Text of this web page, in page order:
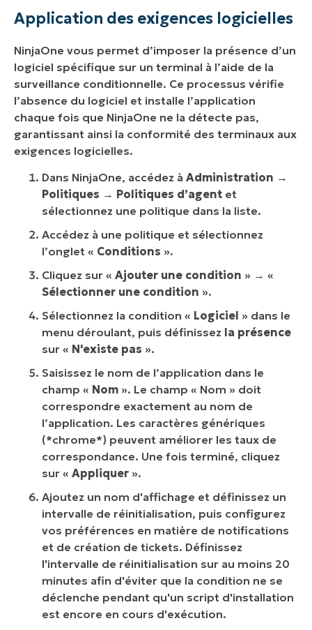
Application des exigences logicielles
NinjaOne vous permet d’imposer la présence d’un
logiciel spécifique sur un terminal à l’aide de la
surveillance conditionnelle. Ce processus vérifie
l’absence du logiciel et installe l’application
chaque fois que NinjaOne ne la détecte pas,
garantissant ainsi la conformité des terminaux aux
exigences logicielles.
Dans NinjaOne, accédez à Administration →
Politiques → Politiques d’agent et
sélectionnez une politique dans la liste.
Accédez à une politique et sélectionnez
l’onglet « Conditions ».
Cliquez sur « Ajouter une condition » → «
Sélectionner une condition ».
Sélectionnez la condition « Logiciel » dans le
menu déroulant, puis définissez la présence
sur « N'existe pas ».
Saisissez le nom de l’application dans le
champ « Nom ». Le champ « Nom » doit
correspondre exactement au nom de
l’application. Les caractères génériques
(*chrome*) peuvent améliorer les taux de
correspondance. Une fois terminé, cliquez
sur « Appliquer ».
Ajoutez un nom d'affichage et définissez un
intervalle de réinitialisation, puis configurez
vos préférences en matière de notifications
et de création de tickets. Définissez
l'intervalle de réinitialisation sur au moins 20
minutes afin d'éviter que la condition ne se
déclenche pendant qu'un script d'installation
est encore en cours d'exécution.